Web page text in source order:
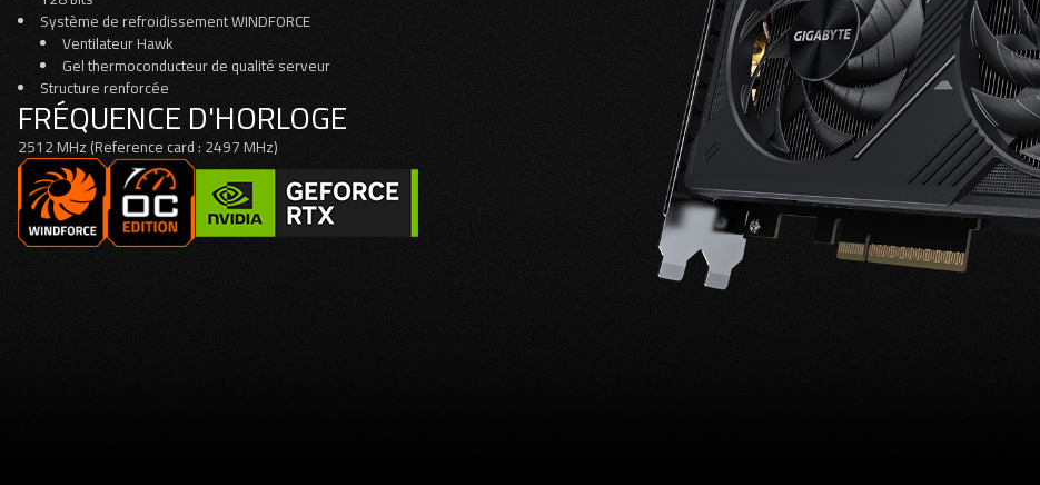
Système de refroidissement WINDFORCE
Ventilateur Hawk
Gel thermoconducteur de qualité serveur
Structure renforcée
FRÉQUENCE D'HORLOGE
2512 MHz (Reference card : 2497 MHz)